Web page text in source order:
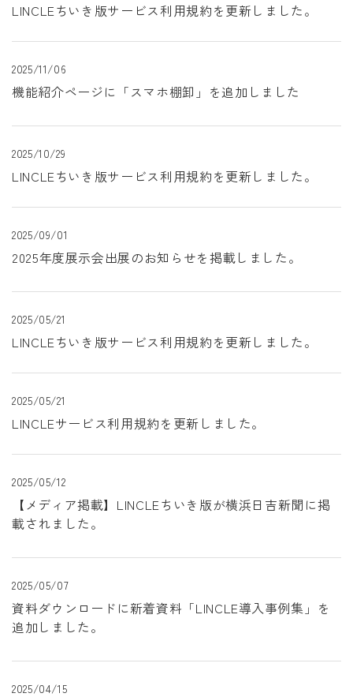
LINCLEちいき版サービス利用規約を更新しました。
2025/11/06
機能紹介ページに「スマホ棚卸」を追加しました
2025/10/29
LINCLEちいき版サービス利用規約を更新しました。
2025/09/01
2025年度展示会出展のお知らせを掲載しました。
2025/05/21
LINCLEちいき版サービス利用規約を更新しました。
2025/05/21
LINCLEサービス利用規約を更新しました。
2025/05/12
【メディア掲載】LINCLEちいき版が横浜日吉新聞に掲
載されました。
2025/05/07
資料ダウンロードに新着資料「LINCLE導入事例集」を
追加しました。
2025/04/15